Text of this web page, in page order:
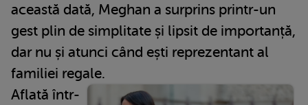
această dată, Meghan a surprins printr-un
gest plin de simplitate și lipsit de importanță,
dar nu și atunci când ești reprezentant al
familiei regale.
Aflată într-